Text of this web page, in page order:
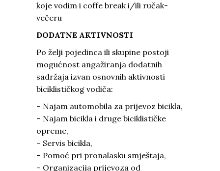
koje vodim i coffe break i/ili ručak-
večeru
DODATNE AKTIVNOSTI
Po želji pojedinca ili skupine postoji
mogućnost angažiranja dodatnih
sadržaja izvan osnovnih aktivnosti
biciklističkog vodiča:
– Najam automobila za prijevoz bicikla,
– Najam bicikla i druge biciklističke
opreme,
– Servis bicikla,
– Pomoć pri pronalasku smještaja,
– Organizacija prijevoza od